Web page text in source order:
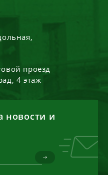
проезд
4 этаж
новости и